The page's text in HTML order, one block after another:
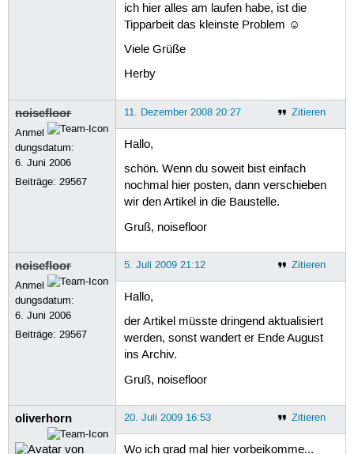
ich hier alles am laufen habe, ist die
Tipparbeit das kleinste Problem ☺
Viele Grüße
Herby
noisefloor
Anmel
dungsdatum:
6. Juni 2006
Beiträge:29567
Zitieren
11. Dezember 2008 20:27
Hallo,
schön. Wenn du soweit bist einfach
nochmal hier posten, dann verschieben
wir den Artikel in die Baustelle.
Gruß, noisefloor
noisefloor
Anmel
dungsdatum:
6. Juni 2006
Beiträge:29567
Zitieren
5. Juli 2009 21:12
Hallo,
der Artikel müsste dringend aktualisiert
werden, sonst wandert er Ende August
ins Archiv.
Gruß, noisefloor
oliverhorn Zitieren
20. Juli 2009 16:53
Wo ich grad mal hier vorbeikomme...